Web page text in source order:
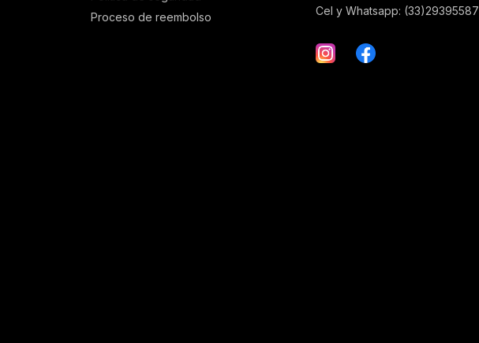
Proceso de reembolso
Cel y Whatsapp: (33)29395587